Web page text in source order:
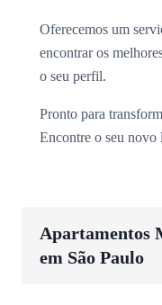
Oferecemos um
encontrar os
o seu perfil.
Pronto para
Encontre o seu novo
Apartamentos
em São Paulo